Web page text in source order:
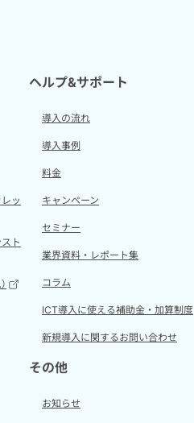
ッ
スト
ヘルプ&サポート
導入の流れ
導入事例
料金
キャンペーン
セミナー
業界資料・レポート集
コラム
ICT導入に使える補助金・加算制度
新規導入に関するお問い合わせ
その他
お知らせ